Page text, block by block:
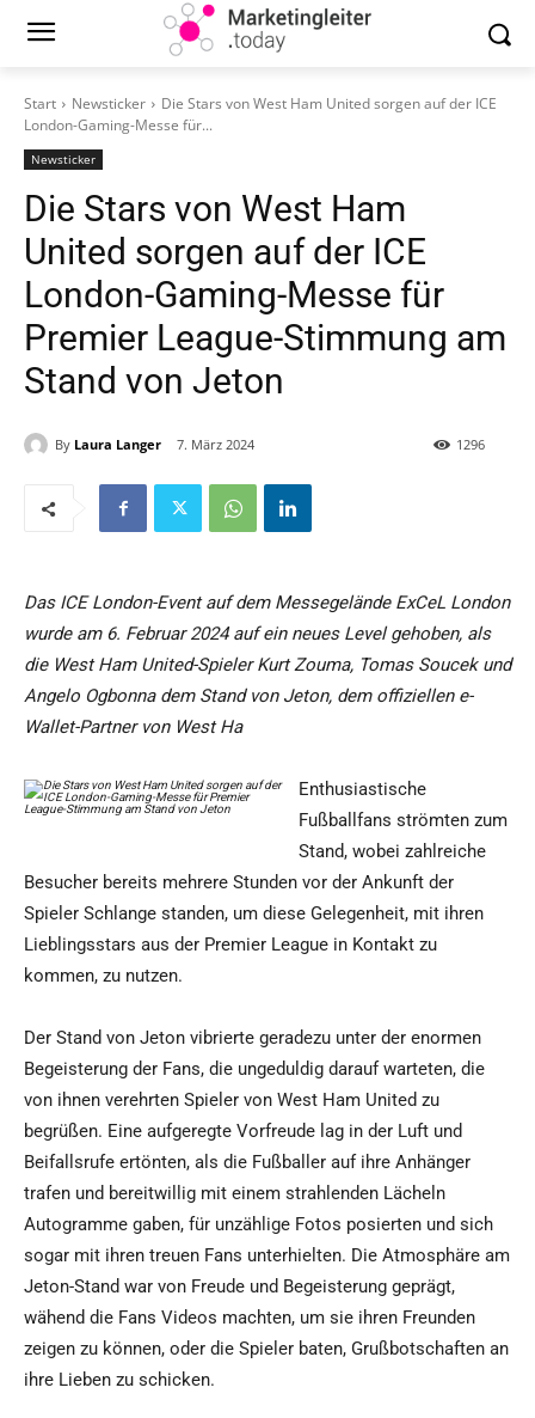
Start Newsticker
Die Stars von West Ham United sorgen auf der ICE
London-Gaming-Messe für...
Newsticker
Die Stars von West Ham
United sorgen auf der ICE
London-Gaming-Messe für
Premier League-Stimmung am
Stand von Jeton
By Laura Langer 7. März 2024 1296
Das ICE London-Event auf dem Messegelände ExCeL London
wurde am 6. Februar 2024 auf ein neues Level gehoben, als
die West Ham United-Spieler Kurt Zouma, Tomas Soucek und
Angelo Ogbonna dem Stand von Jeton, dem offiziellen e-
Wallet-Partner von West Ha
Enthusiastische
Fußballfans strömten zum
Stand, wobei zahlreiche
Besucher bereits mehrere Stunden vor der Ankunft der
Spieler Schlange standen, um diese Gelegenheit, mit ihren
Lieblingsstars aus der Premier League in Kontakt zu
kommen, zu nutzen.
Der Stand von Jeton vibrierte geradezu unter der enormen
Begeisterung der Fans, die ungeduldig darauf warteten, die
von ihnen verehrten Spieler von West Ham United zu
begrüßen. Eine aufgeregte Vorfreude lag in der Luft und
Beifallsrufe ertönten, als die Fußballer auf ihre Anhänger
trafen und bereitwillig mit einem strahlenden Lächeln
Autogramme gaben, für unzählige Fotos posierten und sich
sogar mit ihren treuen Fans unterhielten. Die Atmosphäre am
Jeton-Stand war von Freude und Begeisterung geprägt,
wähend die Fans Videos machten, um sie ihren Freunden
zeigen zu können, oder die Spieler baten, Grußbotschaften an
ihre Lieben zu schicken.